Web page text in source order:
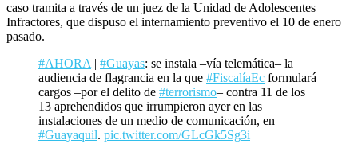
caso tramita a través de un juez de la Unidad de Adolescentes
Infractores, que dispuso el internamiento preventivo el 10 de enero
pasado.
#AHORA | #Guayas: se instala –vía telemática– la
audiencia de flagrancia en la que #FiscalíaEc formulará
cargos –por el delito de #terrorismo– contra 11 de los
13 aprehendidos que irrumpieron ayer en las
instalaciones de un medio de comunicación, en
#Guayaquil. pic.twitter.com/GLcGk5Sg3i